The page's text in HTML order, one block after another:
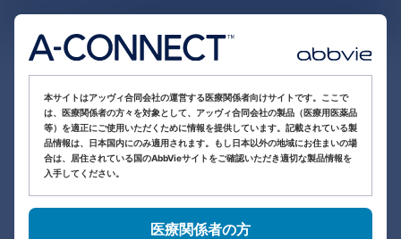
本サイトはアッヴィ合同会社の運営する医療関係者向けサイトです。ここで
は、医療関係者の方々を対象として、アッヴィ合同会社の製品（医療用医薬品
等）を適正にご使用いただくために情報を提供しています。記載されている製
品情報は、日本国内にのみ適用されます。もし日本以外の地域にお住まいの場
合は、居住されている国のAbbVieサイトをご確認いただき適切な製品情報を
入手してください。
医療関係者の方